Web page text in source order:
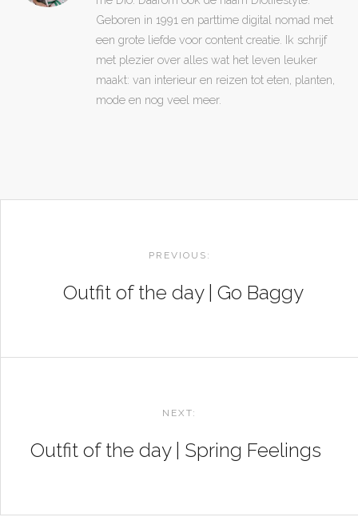
Geboren in 1991 en parttime digital nomad met
een grote liefde voor content creatie. Ik schrijf
met plezier over alles wat het leven leuker
maakt: van interieur en reizen tot eten, planten,
mode en nog veel meer.
NAVIGATION
PREVIOUS:
Outfit of the day | Go Baggy
NEXT:
Outfit of the day | Spring Feelings